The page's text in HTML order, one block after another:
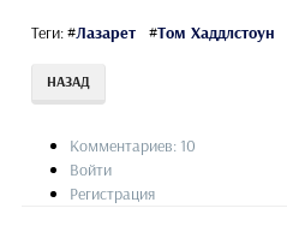
Теги:#Лазарет #Том Хаддлстоун
НАЗАД
Комментариев: 10
Войти
Регистрация